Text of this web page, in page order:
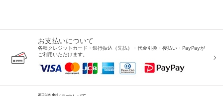
お支払いについて
各種クレジットカード・銀行振込（先払）・代金引換・後払い・PayPayが
ご利用いただけます。